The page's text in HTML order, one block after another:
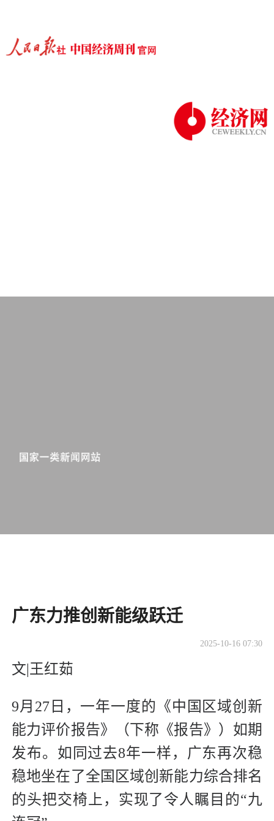
广东力推创新能级跃迁
2025-10-16 07:30
文|王红茹
9月27日，一年一度的《中国区域创新
能力评价报告》（下称《报告》）如期
发布。如同过去8年一样，广东再次稳
稳地坐在了全国区域创新能力综合排名
的头把交椅上，实现了令人瞩目的“九